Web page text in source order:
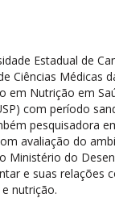
Estadual de
Ciências Médicas
em Nutrição em
com período
pesquisadora
avaliação do
Ministério do
e suas relações
nutrição.